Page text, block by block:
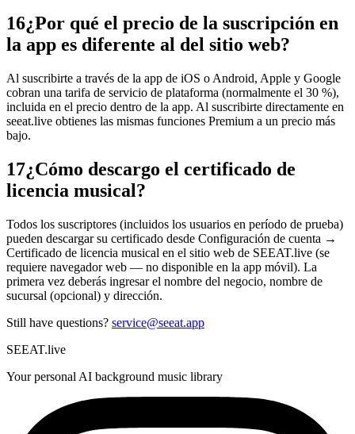
16¿Por qué el precio de la suscripción en
la app es diferente al del sitio web?
Al suscribirte a través de la app de iOS o Android, Apple y Google
cobran una tarifa de servicio de plataforma (normalmente el 30 %),
incluida en el precio dentro de la app. Al suscribirte directamente en
seeat.live obtienes las mismas funciones Premium a un precio más
bajo.
17¿Cómo descargo el certificado de
licencia musical?
Todos los suscriptores (incluidos los usuarios en período de prueba)
pueden descargar su certificado desde Configuración de cuenta →
Certificado de licencia musical en el sitio web de SEEAT.live (se
requiere navegador web — no disponible en la app móvil). La
primera vez deberás ingresar el nombre del negocio, nombre de
sucursal (opcional) y dirección.
Still have questions? service@seeat.app
SEEAT.live
Your personal AI background music library